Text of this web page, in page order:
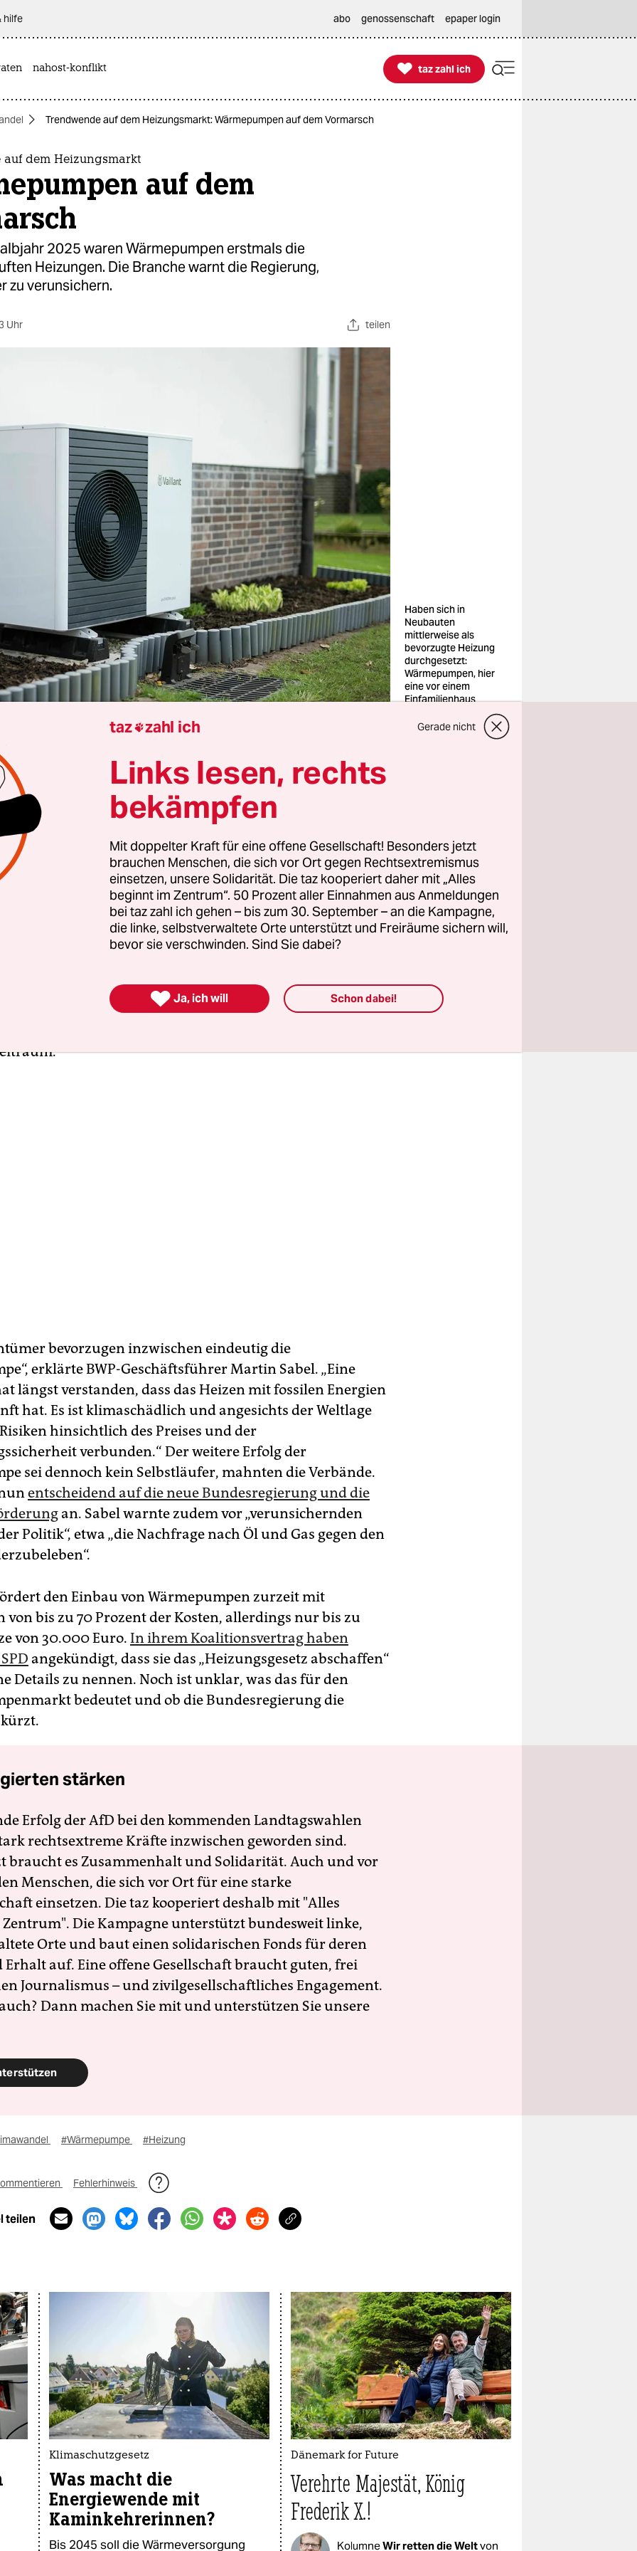
hilfe abo genossenschaft epaper login
nahost-konflikt 
taz zahl ich
taz zahl ich
Trendwende auf dem Heizungsmarkt: Wärmepumpen auf dem Vormarsch
auf dem Heizungsmarkt
auf dem
2025 waren Wärmepumpen erstmals die
Heizungen. Die Branche warnt die Regierung,
zu verunsichern.
Uhr teilen
Haben sich in
Neubauten
mittlerweise als
bevorzugte Heizung
durchgesetzt:
Wärmepumpen, hier
eine vor einem
Einfamilienhaus
Reinhardt/dpa/dpa-
Wärmepumpe war im ersten Halbjahrnach Angaben aus
voraussichtlich erstmals die meistverkaufte
Die offiziellen Zahlen für Öl- und Gasheizungen lägen
vor, doch die Absätze von Wärmepumpen seien sehr
erklärten der Bundesverband der Deutschen
(BDH) und der Bundesverband Wärmepumpe
Demnach wurden zwischen Januar und Juni rund
Bereits das erste Quartal sei mit einem Plus um 35
gelaufen. Vor allem im zweiten Quartal ab April hätten die
bevorzugen inzwischen eindeutig die
erklärte BWP-Geschäftsführer Martin Sabel. „Eine
längst verstanden, dass das Heizen mit fossilen Energien
hat. Es ist klimaschädlich und angesichts der Weltlage
hinsichtlich des Preises und der
verbunden.“ Der weitere Erfolg der
sei dennoch kein Selbstläufer, mahnten die Verbände.
entscheidend auf die neue Bundesregierung und die
an. Sabel warnte zudem vor „verunsichernden
Politik“, etwa „die Nachfrage nach Öl und Gas gegen den
den Einbau von Wärmepumpen zurzeit mit
von bis zu 70 Prozent der Kosten, allerdings nur bis zu
von 30.000 Euro. In ihrem Koalitionsvertrag haben
angekündigt, dass sie das „Heizungsgesetz abschaffen“
Details zu nennen. Noch ist unklar, was das für den
bedeutet und ob die Bundesregierung die
stärken
Erfolg der AfD bei den kommenden Landtagswahlen
rechtsextreme Kräfte inzwischen geworden sind.
braucht es Zusammenhalt und Solidarität. Auch und vor
Menschen, die sich vor Ort für eine starke
einsetzen. Die taz kooperiert deshalb mit "Alles
Die Kampagne unterstützt bundesweit linke,
Orte und baut einen solidarischen Fonds für deren
Erhalt auf. Eine offene Gesellschaft braucht guten, frei
Journalismus – und zivilgesellschaftliches Engagement.
Dann machen Sie mit und unterstützen Sie unsere
#Wärmepumpe #Heizung
Fehlerhinweis
teilen
Klimaschutzgesetz
Was macht die
Energiewende mit
Kaminkehrerinnen?
Bis 2045 soll die Wärmeversorgung
Dänemark for Future
Verehrte Majestät, König
Frederik X.!
KolumneWir retten die Weltvon
taz zahl ich Gerade nicht
Links lesen, rechts
bekämpfen
Mit doppelter Kraft für eine offene Gesellschaft! Besonders jetzt
brauchen Menschen, die sich vor Ort gegen Rechtsextremismus
einsetzen, unsere Solidarität. Die taz kooperiert daher mit „Alles
beginnt im Zentrum“. 50 Prozent aller Einnahmen aus Anmeldungen
bei taz zahl ich gehen – bis zum 30. September – an die Kampagne,
die linke, selbstverwaltete Orte unterstützt und Freiräume sichern will,
bevor sie verschwinden. Sind Sie dabei?
 Ja, ich will Schon dabei!